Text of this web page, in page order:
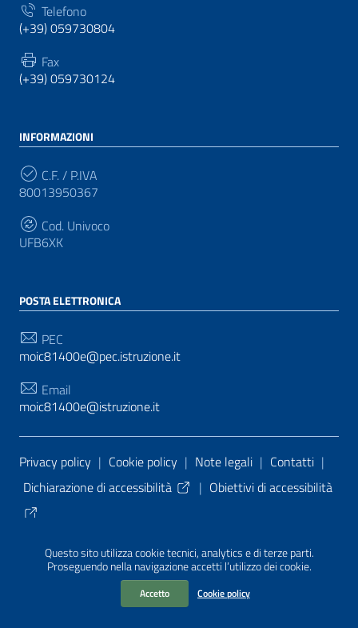
Questo sito utilizza cookie tecnici, analytics e di terze parti.
Proseguendo nella navigazione accetti l’utilizzo dei cookie.
Accetto Cookie policy
Telefono
(+39) 059730804
Fax
(+39) 059730124
INFORMAZIONI
C.F. / P.IVA
80013950367
Cod. Univoco
UFB6XK
POSTA ELETTRONICA
PEC
moic81400e@pec.istruzione.it
Email
moic81400e@istruzione.it
Sezione Link Utili
Privacy policy | Cookie policy | Note legali | Contatti |
Dichiarazione di accessibilità
| Obiettivi di accessibilità
PA di AgID
| Realizzato con WordPress
da